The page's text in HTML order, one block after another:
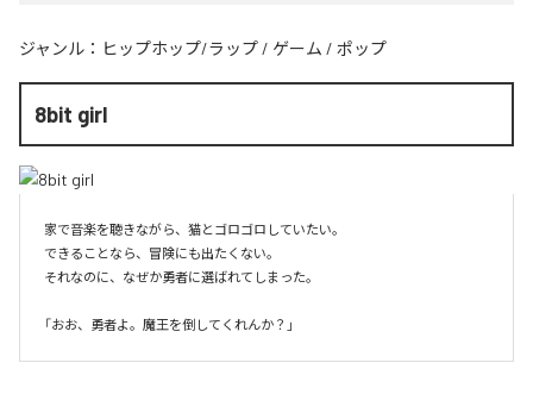
ジャンル： ヒップホップ/ラップ / ゲーム / ポップ
8bit girl
家で音楽を聴きながら、猫とゴロゴロしていたい。
できることなら、冒険にも出たくない。
それなのに、なぜか勇者に選ばれてしまった。